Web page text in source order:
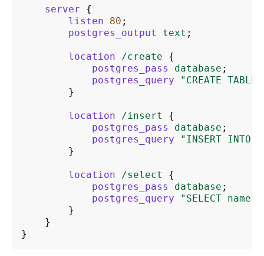
server
{
listen
80 ;
postgres_output
text ;
location /create
{
postgres_pass
database ;
postgres_query
"CREATE TABLE
}
location /insert
{
postgres_pass
database ;
postgres_query
"INSERT INTO
}
location /select
{
postgres_pass
database ;
postgres_query
"SELECT name
}
}
}